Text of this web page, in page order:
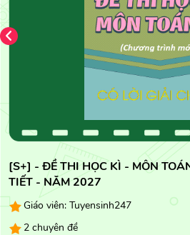
[S+] - ĐỀ THI HỌC KÌ - MÔN
TIẾT - NĂM 2027
Giáo viên: Tuyensinh247
2 chuyên đề